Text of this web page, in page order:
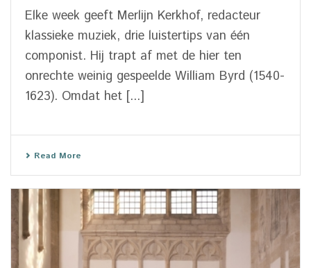
Elke week geeft Merlijn Kerkhof, redacteur
klassieke muziek, drie luistertips van één
componist. Hij trapt af met de hier ten
onrechte weinig gespeelde William Byrd (1540-
1623). Omdat het [...]
Read More